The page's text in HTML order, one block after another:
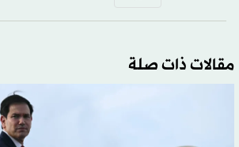
مقالات ذات صلة